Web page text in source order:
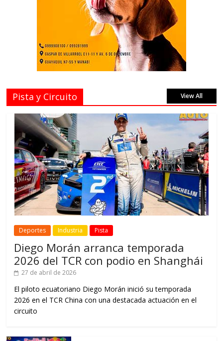
Pista y Circuito View All
Deportes Industria Pista
Diego Morán arranca temporada
2026 del TCR con podio en Shanghái
27 de abril de 2026
El piloto ecuatoriano Diego Morán inició su temporada
2026 en el TCR China con una destacada actuación en el
circuito